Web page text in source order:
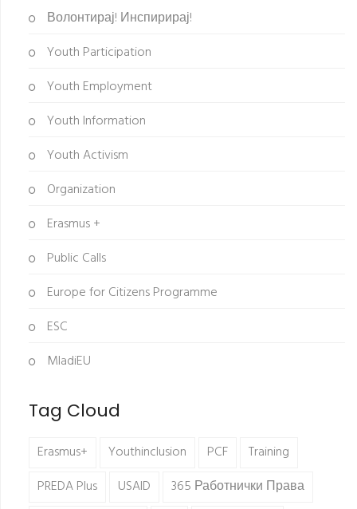
Волонтирај! Инспирирај!
Youth Participation
Youth Employment
Youth Information
Youth Activism
Organization
Erasmus +
Public Calls
Europe for Citizens Programme
ESC
MladiEU
Tag Cloud
Erasmus+ Youthinclusion PCF
Training
PREDA Plus
USAID
365 Работнички Права